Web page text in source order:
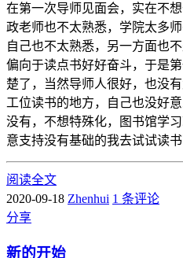
在第一次导师见面会，实在不
政老师也不太熟悉，学院太多
自己也不太熟悉，另一方面也
偏向于读点书好好奋斗，于是
楚了，当然导师人很好，也没
工位读书的地方，自己也没好
没有，不想特殊化，图书馆学
意支持没有基础的我去试试读
阅读全文
2020-09-18 Zhenhui 1 条评论
分享
新的开始